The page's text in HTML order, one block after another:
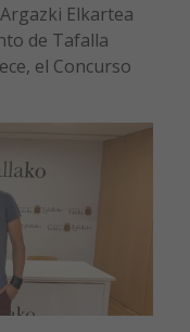
Elkartea
de Tafalla
el Concurso